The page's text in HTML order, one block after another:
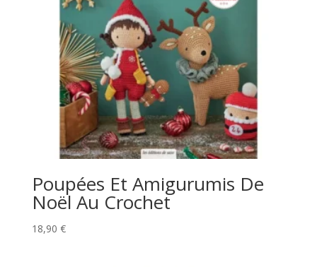
Poupées Et Amigurumis De
Noël Au Crochet
18,90 €